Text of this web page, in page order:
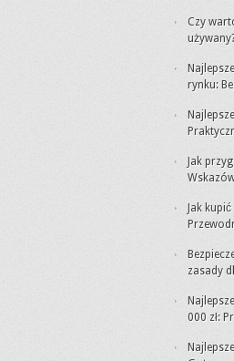
Czy
rynku:
Jak
Jak
zasady
000 zł: